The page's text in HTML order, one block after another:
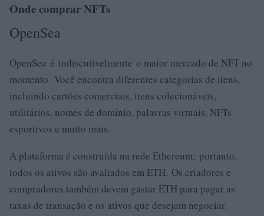
Onde comprar NFTs
OpenSea
OpenSea é indiscutivelmente o maior mercado de NFT no
momento. Você encontra diferentes categorias de itens,
incluindo cartões comerciais, itens colecionáveis,
utilitários, nomes de domínio, palavras virtuais, NFTs
esportivos e muito mais.
A plataforma é construída na rede Ethereum; portanto,
todos os ativos são avaliados em ETH. Os criadores e
compradores também devem gastar ETH para pagar as
taxas de transação e os ativos que desejam negociar.